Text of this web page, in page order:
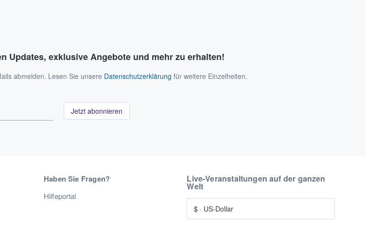
Updates, exklusive Angebote und mehr zu erhalten!
abmelden. Lesen Sie unsere Datenschutzerklärung für weitere Einzelheiten.
Jetzt abonnieren
Haben Sie Fragen?
Hilfeportal
Live-Veranstaltungen auf der ganzen
Welt
$ · US-Dollar